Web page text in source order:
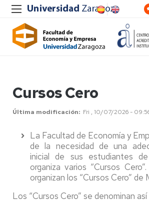
Cursos Cero
Última modificación Fri , 10/07/2026 -
La Facultad de Economía y
de la necesidad de una
inicial de sus estudiantes
organiza varios “Cursos
organizan los “Cursos Cero” de
Los “Cursos Cero” se denominan así